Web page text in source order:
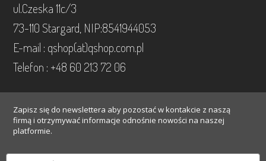
ul.Czeska 11c/3
73-110 Stargard, NIP:8541944053
E-mail : qshop(at)qshop.com.pl
Telefon : +48 60 213 72 06
Zapisz się do newslettera aby pozostać w kontakcie z naszą
firmą i otrzymywać informacje odnośnie nowości na naszej
platformie.